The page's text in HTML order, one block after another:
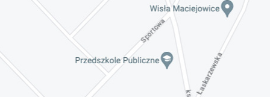
Invalid date
ZAPROSZENIE NA XXIX Konkurs Kapel
i Śpiewaków Ludowych Regionów
Nadwiślańskich